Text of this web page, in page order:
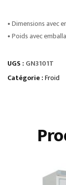
• Dimensions avec
• Poids avec
UGS : GN3101T
Catégorie :Froid